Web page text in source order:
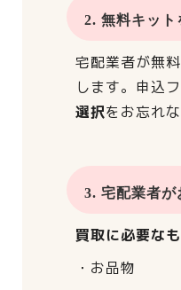
2. 無料キット
宅配業者が無
します。 申込
選択をお忘れ
3. 宅配業者が
買取に必要な
・お品物